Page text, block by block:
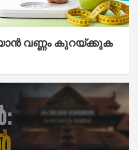
വണ്ണം കുറയ്ക്കുക